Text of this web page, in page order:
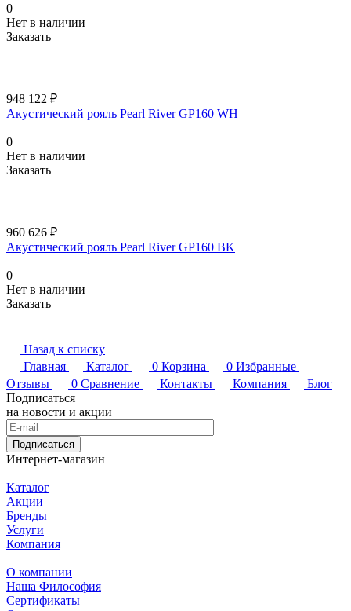
0
Нет в наличии
Заказать
948 122 ₽
Акустический рояль Pearl River GP160 WH
0
Нет в наличии
Заказать
960 626 ₽
Акустический рояль Pearl River GP160 BK
0
Нет в наличии
Заказать
Назад к списку
Главная
Каталог 0 Корзина 0 Избранные
Отзывы
0 Сравнение Контакты Компания
Блог
Подписаться
на новости и акции
Подписаться
Интернет-магазин
Каталог
Акции
Бренды
Услуги
Компания
О компании
Наша Философия
Сертификаты